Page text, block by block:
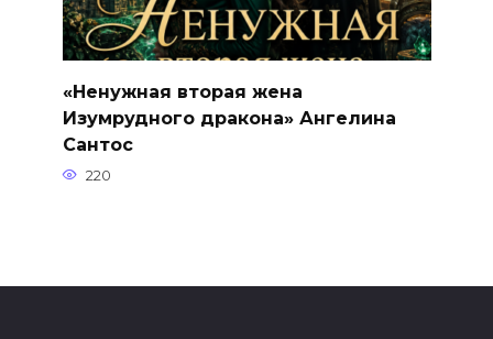
«Ненужная вторая жена
Изумрудного дракона» Ангелина
Сантос
220